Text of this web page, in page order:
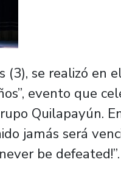
(3), se realizó
evento que
Quilapayún.
jamás será
be defeated!”.